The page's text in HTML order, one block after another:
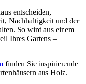
entscheiden,
Nachhaltigkeit und der
So wird aus einem
Ihres Gartens –
finden Sie inspirierende
aus Holz.